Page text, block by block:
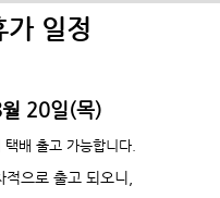
사항
진행이 불가하게 되었습
원) 선불 결제
(*필독)
배발송 불가
은각 지역 도착영업소에
가 일정
20일(목)
택배 출고 가능합니다.
적으로 출고 되오니,